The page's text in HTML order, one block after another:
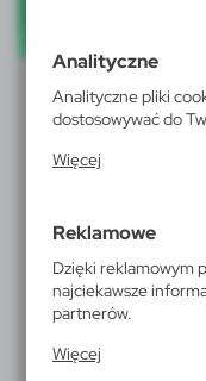
personalizacyjne
większej ilości
Analityczne
Analityczne pliki
dostosowywać do
zakresie
www. Dane
internetowych pod
użytkowników.
w formie
analityczne pliki
wszystkich
Więcej
Reklamowe
Dzięki reklamowym
najciekawsze
partnerów.
naszych
Więcej